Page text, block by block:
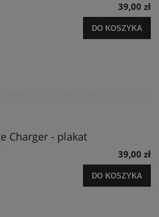
39,00 zł
DO KOSZYKA
Charger - plakat
39,00 zł
DO KOSZYKA